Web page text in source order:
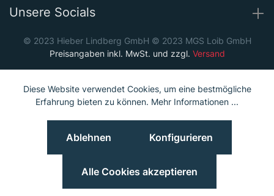
Unsere Socials
© 2023 Hieber Lindberg GmbH © 2023 MGS Loib GmbH
Preisangaben inkl. MwSt. und zzgl. Versand
Diese Website verwendet Cookies, um eine bestmögliche
Erfahrung bieten zu können. Mehr Informationen ...
Ablehnen Konfigurieren
Alle Cookies akzeptieren